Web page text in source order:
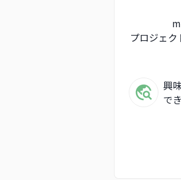
プロジェ
興
で